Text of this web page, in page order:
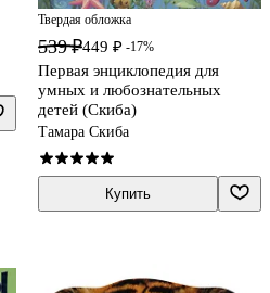
Твердая обложка
539 ₽449 ₽ -17%
Первая энциклопедия для
умных и любознательных
детей (Скиба)
Тамара Скиба
Купить